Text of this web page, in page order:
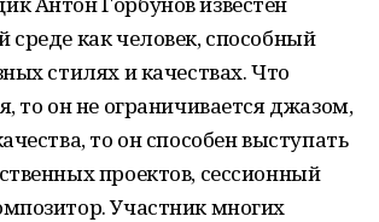
среде как человек, способный
стилях и качествах. Что
то он не ограничивается джазом,
то он способен выступать
проектов, сессионный
Участник многих